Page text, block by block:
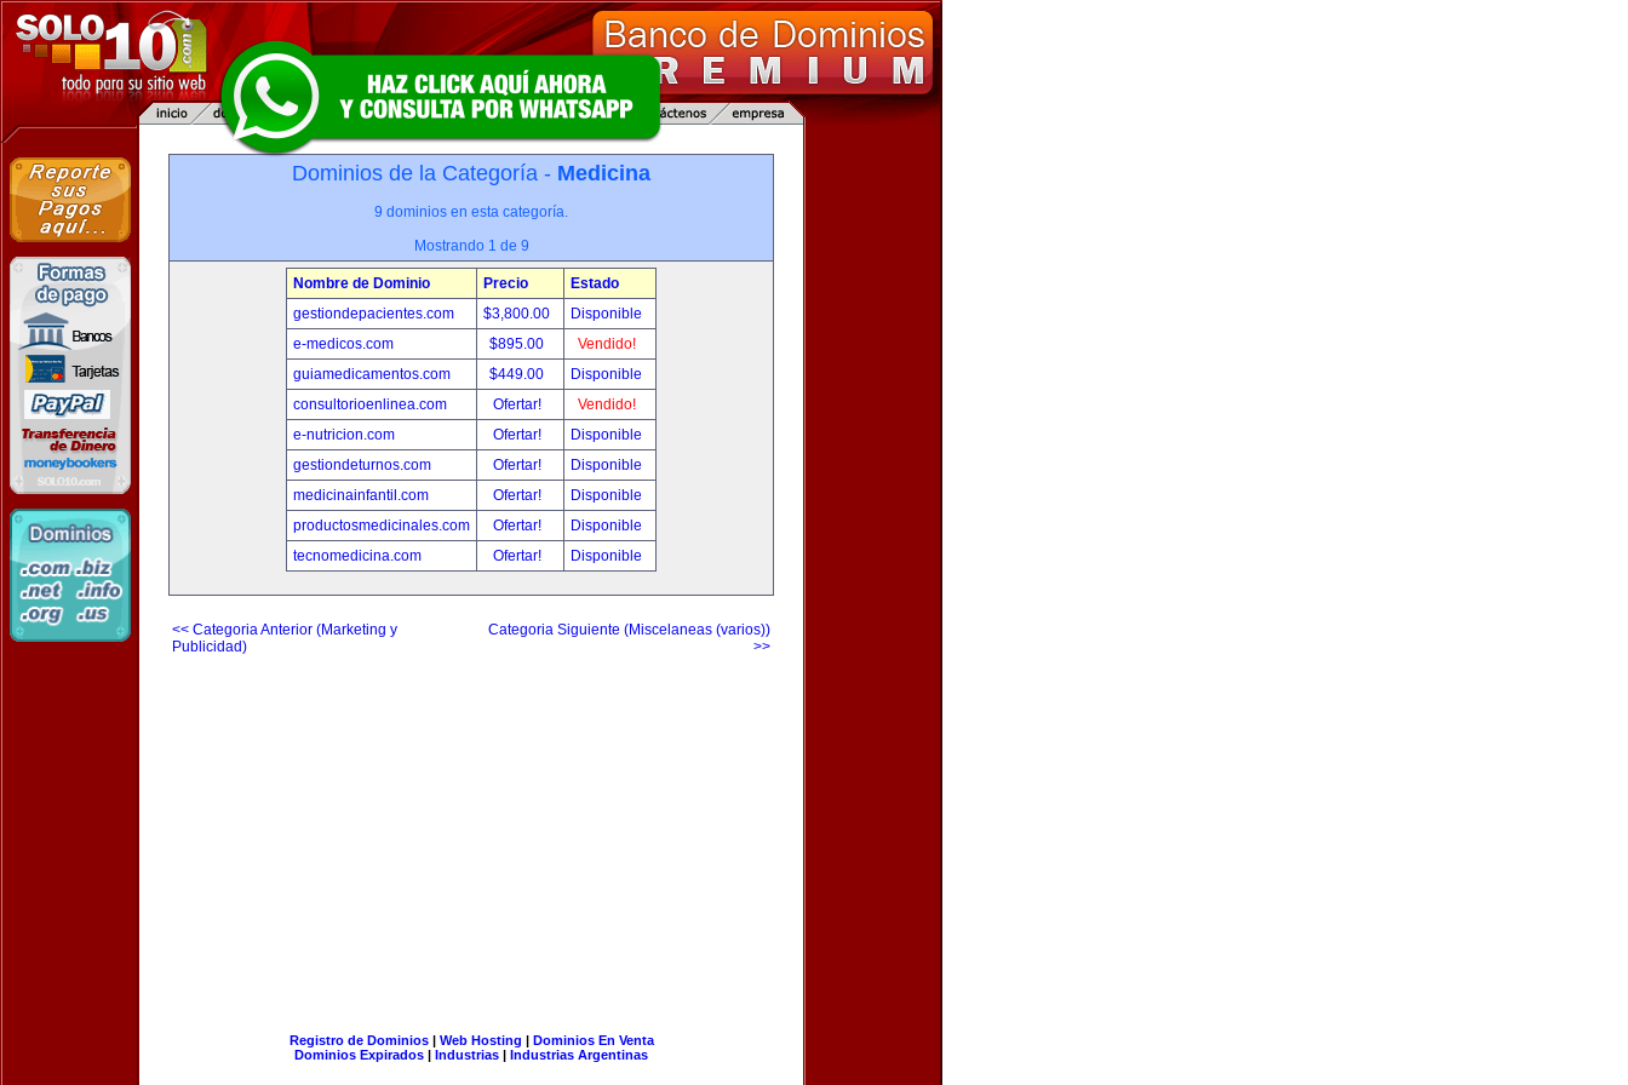
Dominios de la Categoría - Medicina
9 dominios en esta categoría.
Mostrando 1 de 9
Nombre de Dominio Precio
Estado
gestiondepacientes.com
$3,800.00
Disponible
e-medicos.com
$895.00
Vendido!
guiamedicamentos.com
$449.00
Disponible
consultorioenlinea.com
Ofertar!
Vendido!
e-nutricion.com
Ofertar!
Disponible
gestiondeturnos.com
Ofertar!
Disponible
medicinainfantil.com
Ofertar!
Disponible
productosmedicinales.com
Ofertar!
Disponible
tecnomedicina.com
Ofertar! Disponible
<< Categoria Anterior (Marketing y
Publicidad)
Categoria Siguiente (Miscelaneas (varios))
>>
Registro de Dominios| Web Hosting | Dominios En Venta
Dominios Expirados | Industrias | Industrias Argentinas